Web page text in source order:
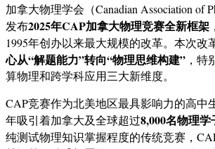
加拿大物理学会（Canadian Association of
发布2025年CAP加拿大物理竞赛全新框架
1995年创办以来最大规模的改革。本次改
心从“解题能力”转向“物理思维构建” ，特
算物理和跨学科应用三大新维度。
CAP竞赛作为北美地区最具影响力的高中
年吸引着加拿大及全球超过8,000名物理学
纯测试物理知识掌握程度的传统竞赛，